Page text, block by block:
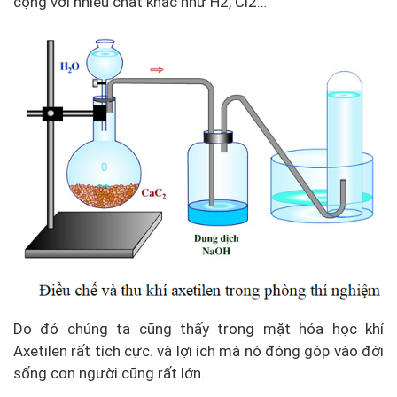
Do đó chúng ta cũng thấy trong mặt hóa học khí
Axetilen rất tích cực. và lợi ích mà nó đóng góp vào đời
sống con người cũng rất lớn.